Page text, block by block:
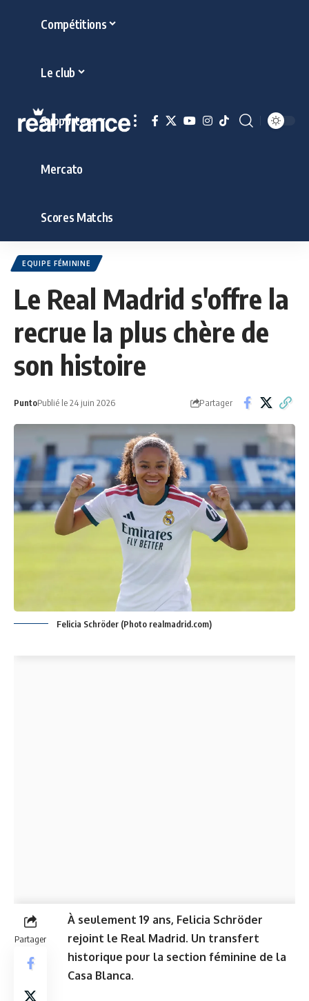
Compétitions
Le club
Supporters
Mercato
Scores Matchs
EQUIPE FÉMININE
Le Real Madrid s'offre la
recrue la plus chère de
son histoire
PuntoPublié le 24 juin 2026 Partager
Felicia Schröder (Photo realmadrid.com)
Partager
À seulement 19 ans, Felicia Schröder
rejoint le Real Madrid. Un transfert
historique pour la section féminine de la
Casa Blanca.